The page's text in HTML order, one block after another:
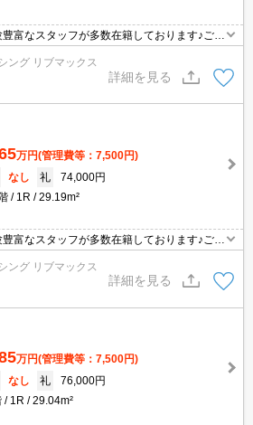
富なスタッフが多数在籍しております♪ご要
ンライン契約等弊社に一度も来店せずとも
はネットに掲載されている物件も全てご紹介
なる物件は全て申し付けください★
ング リブマックス
詳細を見る
万円(管理費等：7,500円)
なし 礼
74,000円
1R 29.19m²
富なスタッフが多数在籍しております♪ご要
付けください！初期費用クレジット支払可
ンライン契約等弊社に一度も来店せずとも
はネットに掲載されている物件も全てご紹介
なる物件は全て申し付けください★
ング リブマックス
詳細を見る
万円(管理費等：7,500円)
なし 礼
76,000円
1R 29.04m²